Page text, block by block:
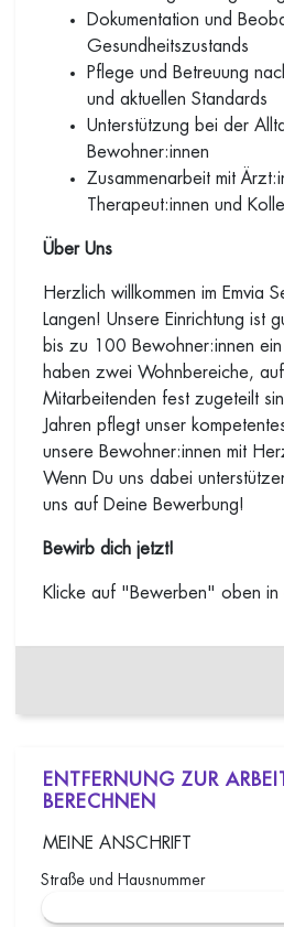
Dokumentation und
Gesundheitszustands
Pflege und Betreuung
und aktuellen Standards
Unterstützung bei der
Bewohner:innen
Zusammenarbeit mit
Therapeut:innen und
Über Uns
Herzlich willkommen im Emvia
Langen! Unsere Einrichtung ist
bis zu 100 Bewohner:innen
haben zwei Wohnbereiche,
Mitarbeitenden fest zugeteilt
Jahren pflegt unser
unsere Bewohner:innen mit
Wenn Du uns dabei
uns auf Deine Bewerbung!
Bewirb dich jetzt!
Klicke auf "Bewerben" oben
ENTFERNUNG ZUR
BERECHNEN
MEINE ANSCHRIFT
Straße und Hausnummer